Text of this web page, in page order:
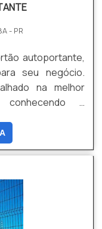
- PR
autoportante,
seu negócio.
na melhor
a
AUTOPORTANTE
uma empresa
e gradil
há de melhor no
em portão
a mesma